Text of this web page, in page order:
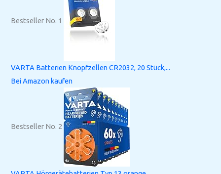
Bestseller No. 1
VARTA Batterien Knopfzellen CR2032, 20 Stück,...
Bei Amazon kaufen
Bestseller No. 2